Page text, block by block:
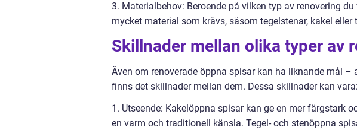
3. Materialbehov: Beroende på vilken typ av renovering
mycket material som krävs, såsom tegelstenar, kakel eller
Skillnader mellan olika typer av
Även om renoverade öppna spisar kan ha liknande mål
finns det skillnader mellan dem. Dessa skillnader kan vara:
1. Utseende: Kakelöppna spisar kan ge en mer färgstark
en varm och traditionell känsla. Tegel- och stenöppna